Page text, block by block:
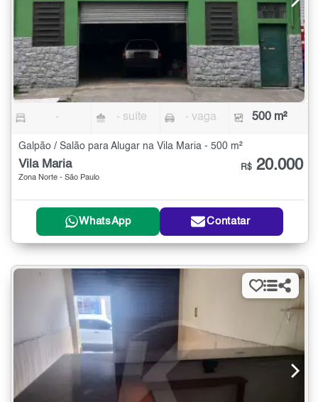
- - suíte - vaga 500 m²
Galpão / Salão para Alugar na Vila Maria - 500 m²
Vila Maria
Zona Norte - São Paulo
R$ 20.000
WhatsApp Contatar